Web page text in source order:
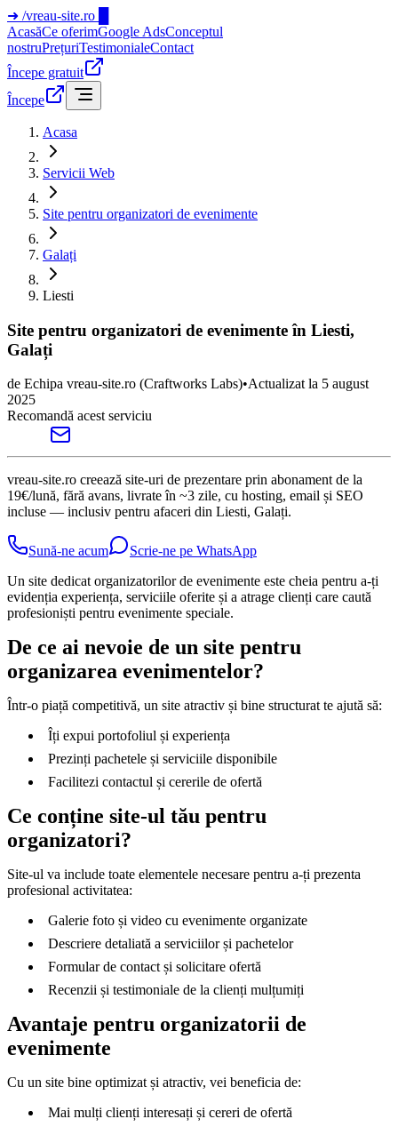
➜ /vreau-site.ro
AcasăCe oferimGoogle AdsConceptul
nostruPrețuriTestimonialeContact
Începe gratuit
Începe
Acasa
Servicii Web
Site pentru organizatori de evenimente
Galați
Liesti
Site pentru organizatori de evenimente în Liesti,
Galați
de Echipa vreau-site.ro (Craftworks Labs)•Actualizat la 5 august
2025
Recomandă acest serviciu
vreau-site.ro creează site-uri de prezentare prin abonament de la
19€/lună, fără avans, livrate în ~3 zile, cu hosting, email și SEO
incluse — inclusiv pentru afaceri din Liesti, Galați.
Sună-ne acum
Scrie-ne pe WhatsApp
Un site dedicat organizatorilor de evenimente este cheia pentru a-ți
evidenția experiența, serviciile oferite și a atrage clienți care caută
profesioniști pentru evenimente speciale.
De ce ai nevoie de un site pentru
organizarea evenimentelor?
Într-o piață competitivă, un site atractiv și bine structurat te ajută să:
Îți expui portofoliul și experiența
Prezinți pachetele și serviciile disponibile
Facilitezi contactul și cererile de ofertă
Ce conține site-ul tău pentru
organizatori?
Site-ul va include toate elementele necesare pentru a-ți prezenta
profesional activitatea:
Galerie foto și video cu evenimente organizate
Descriere detaliată a serviciilor și pachetelor
Formular de contact și solicitare ofertă
Recenzii și testimoniale de la clienți mulțumiți
Avantaje pentru organizatorii de
evenimente
Cu un site bine optimizat și atractiv, vei beneficia de:
Mai mulți clienți interesați și cereri de ofertă